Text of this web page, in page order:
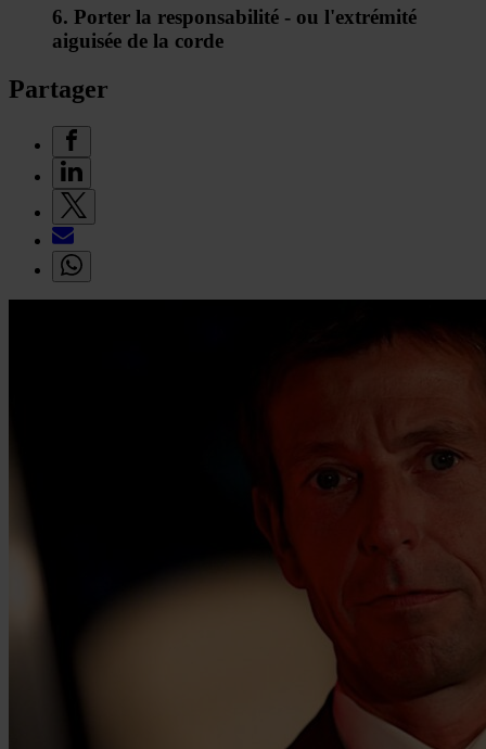
6. Porter la responsabilité - ou l'extrémité
aiguisée de la corde
Partager